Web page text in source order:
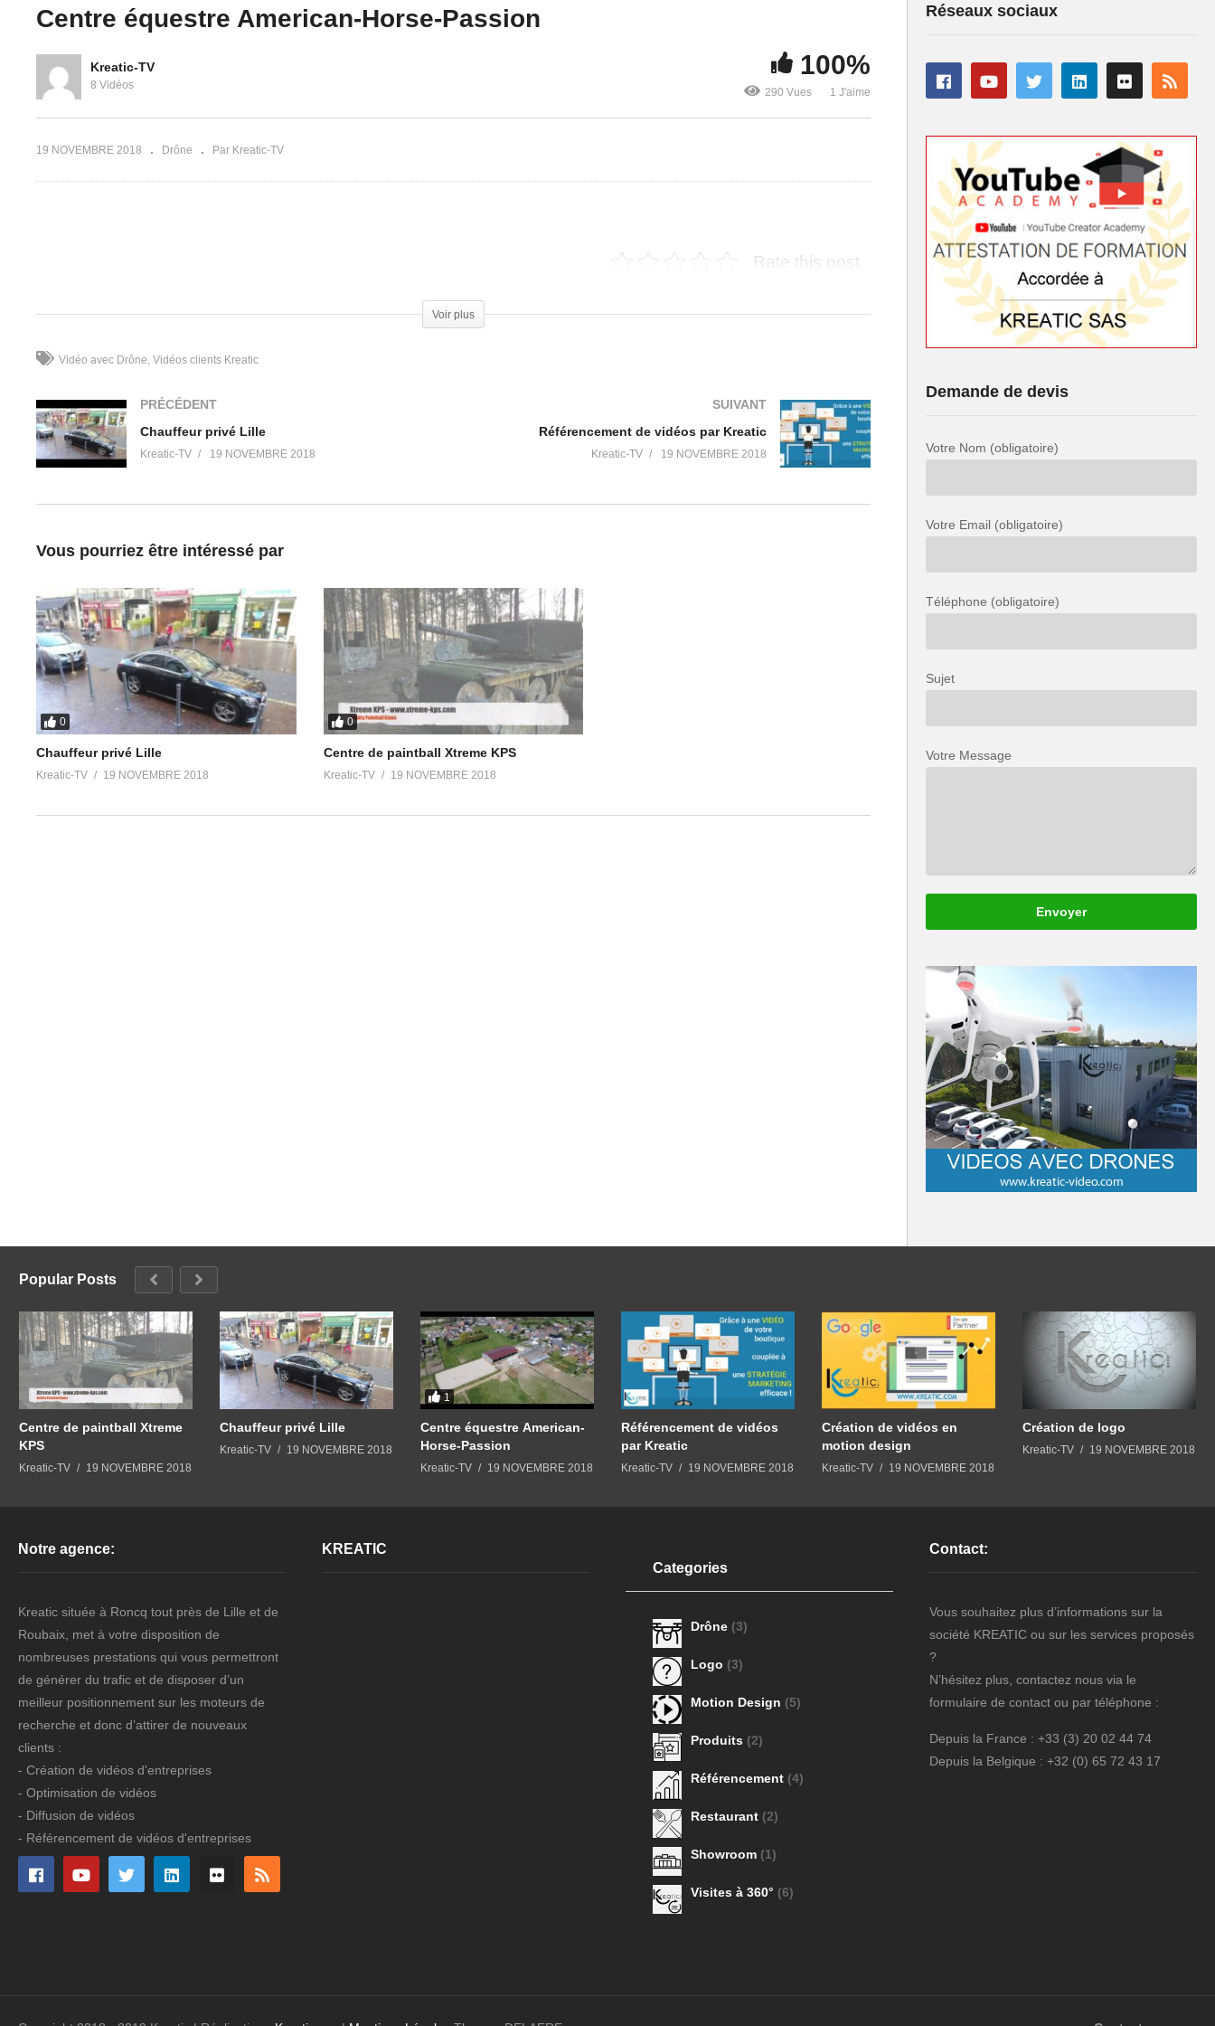
Centre équestre American-Horse-Passion
Kreatic-TV
8 Vidéos
100%
290 Vues 1 J'aime
19 NOVEMBRE 2018 Drône Par Kreatic-TV
Rate this post
Voir plus
Vidéo avec Drône Vidéos clients Kreatic
PRÉCÉDENT
Chauffeur privé Lille
Kreatic-TV 19 NOVEMBRE 2018
SUIVANT
Référencement de vidéos par Kreatic
Kreatic-TV 19 NOVEMBRE 2018
Vous pourriez être intéressé par
0
Chauffeur privé Lille
Kreatic-TV 19 NOVEMBRE 2018
0
Centre de paintball Xtreme KPS
Kreatic-TV 19 NOVEMBRE 2018
Réseaux sociaux
Demande de devis
Votre Nom (obligatoire)
Votre Email (obligatoire)
Téléphone (obligatoire)
Sujet
Votre Message
Popular Posts
Centre de paintball Xtreme
KPS
Kreatic-TV 19 NOVEMBRE 2018
Chauffeur privé Lille
Kreatic-TV 19 NOVEMBRE 2018
1
Centre équestre American-
Horse-Passion
Kreatic-TV 19 NOVEMBRE 2018
Référencement de vidéos
par Kreatic
Kreatic-TV 19 NOVEMBRE 2018
Création de vidéos en
motion design
Kreatic-TV 19 NOVEMBRE 2018
Création de logo
Kreatic-TV 19 NOVEMBRE 2018
Notre agence:
Kreatic située à Roncq tout près de Lille et de
Roubaix, met à votre disposition de
nombreuses prestations qui vous permettront
de générer du trafic et de disposer d’un
meilleur positionnement sur les moteurs de
recherche et donc d’attirer de nouveaux
clients :
- Création de vidéos d'entreprises
- Optimisation de vidéos
- Diffusion de vidéos
- Référencement de vidéos d'entreprises
KREATIC
Categories
Drône (3)
Logo (3)
Motion Design (5)
Produits (2)
Référencement (4)
Restaurant (2)
Showroom (1)
Visites à 360° (6)
Contact:
Vous souhaitez plus d’informations sur la
société KREATIC ou sur les services proposés
?
N’hésitez plus, contactez nous via le
formulaire de contact ou par téléphone :
Depuis la France : +33 (3) 20 02 44 74
Depuis la Belgique : +32 (0) 65 72 43 17